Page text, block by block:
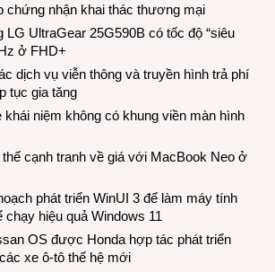
chứng nhận khai thác thương mại
LG UltraGear 25G590B có tốc độ “siêu
ở FHD+
dịch vụ viễn thông và truyền hình trả phí
tục gia tăng
khái niệm không có khung viền màn hình
cạnh tranh về giá với MacBook Neo ở
phát triển WinUI 3 để làm máy tính
hiệu quả Windows 11
OS được Honda hợp tác phát triển
xe ô-tô thế hệ mới